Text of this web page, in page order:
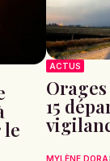
le
ACTUS
15
MYLÈNE DORA